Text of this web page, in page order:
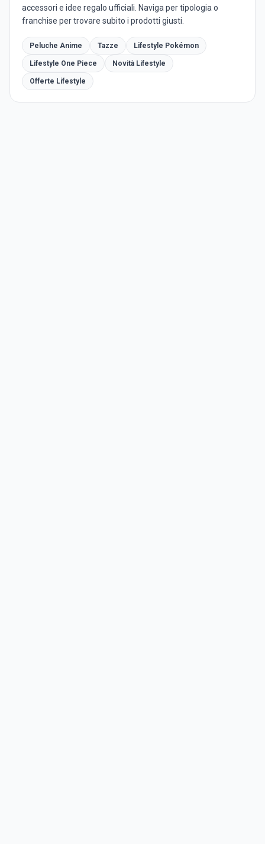
accessori e idee regalo ufficiali. Naviga per tipologia o
franchise per trovare subito i prodotti giusti.
Peluche Anime Tazze Lifestyle Pokémon
Lifestyle One Piece Novità Lifestyle
Offerte Lifestyle